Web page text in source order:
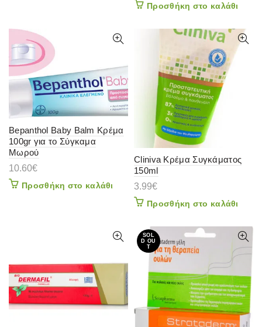
Προσθήκη στο καλάθι
Bepanthol Baby Balm Κρέμα
100gr για το Σύγκαμα
Μωρού
10.60€
Προσθήκη στο καλάθι
Cliniva Κρέμα Συγκάματος
150ml
3.99€
Προσθήκη στο καλάθι
SOL
D OU
T